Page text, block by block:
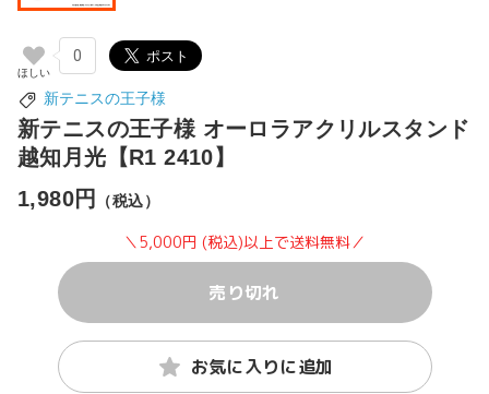
0
新テニスの王子様
新テニスの王子様 オーロラアクリルスタンド
越知月光【R1 2410】
1,980円
（税込）
＼5,000円 (税込)以上で送料無料／
売り切れ
お気に入りに追加